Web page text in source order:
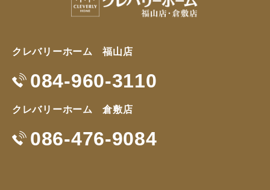
クレバリーホーム 福山店
084-960-3110
クレバリーホーム 倉敷店
086-476-9084